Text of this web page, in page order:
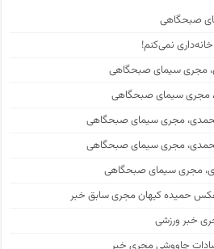
صبحگاهی
خانه‌داری نمی‌کنم!
مجری سیمای صبحگاهی
مجری سیمای صبحگاهی
مجری سیمای صبحگاهی
مجری سیمای صبحگاهی
مجری سیمای صبحگاهی
عکس حمیده کیهان مجری سابق خبر
خبر ورزشی
چاووشی مجری خبر